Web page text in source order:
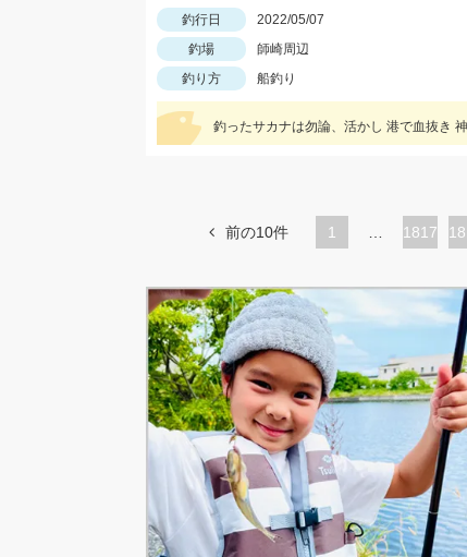
釣行日 2022/05/07
釣場
師崎周辺
釣り方
船釣り
釣ったサカナは勿論、活かし 港で血抜き
前の10件 1
ペ
1817
ペ
ジ